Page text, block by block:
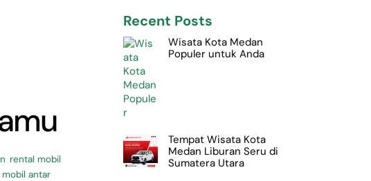
rental mobil
mobil antar
Recent Posts
Wisata Kota Medan
Populer untuk Anda
Tempat Wisata Kota
Medan Liburan Seru di
Sumatera Utara